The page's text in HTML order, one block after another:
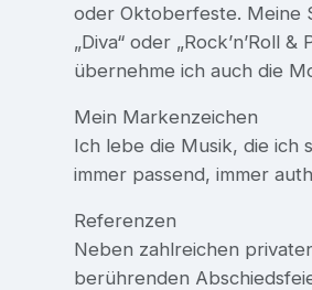
oder Oktoberfeste. Meine
„Diva“ oder „Rock’n’Roll
übernehme ich auch die
Mein Markenzeichen
Ich lebe die Musik, die ich
immer passend, immer
Referenzen
Neben zahlreichen
berührenden